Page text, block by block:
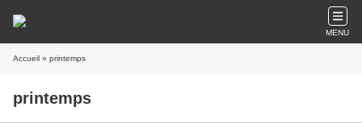
MENU
Accueil » printemps
printemps